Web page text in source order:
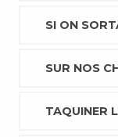
SI ON
SUR NOS
TAQUINER